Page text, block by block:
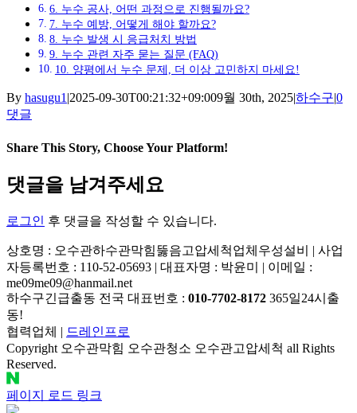
6. 누수 공사, 어떤 과정으로 진행될까요?
7. 누수 예방, 어떻게 해야 할까요?
8. 누수 발생 시 응급처치 방법
9. 누수 관련 자주 묻는 질문 (FAQ)
10. 양평에서 누수 문제, 더 이상 고민하지 마세요!
By hasugu1 |2025-09-30T00:21:32+09:009월 30th, 2025|하수구|0
댓글
Share This Story, Choose Your Platform!
Facebook
X
Reddit
LinkedIn
Tumblr
Pinterest
Vk
이
메
댓글을 남겨주세요
로그인 후 댓글을 작성할 수 있습니다.
상호명 : 오수관하수관막힘뚫음고압세척업체우성설비 | 사업
자등록번호 : 110-52-05693 | 대표자명 : 박윤미 | 이메일 :
me09me09@hanmail.net
하수구긴급출동 전국 대표번호 : 010-7702-8172 365일24시출
동!
협력업체 | 드레인프로
Copyright 오수관막힘 오수관청소 오수관고압세척 all Rights
Reserved.
네
이
페이지 로드 링크